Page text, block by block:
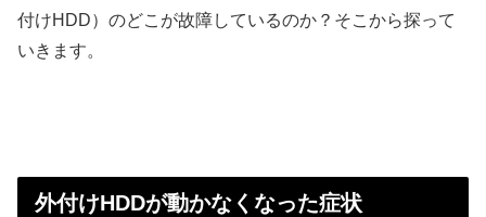
付けHDD）のどこが故障しているのか？そこから探って
いきます。
外付けHDDが動かなくなった症状